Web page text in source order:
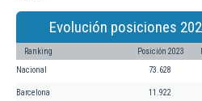
Evolución posiciones
Ranking Posición 2023
Nacional 73.628
Barcelona 11.922